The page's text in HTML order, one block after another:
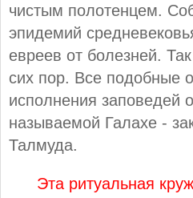
чистым полотенцем.
эпидемий
евреев от болезней.
сих пор. Все подобные
исполнения заповедей
называемой Галахе -
Талмуда.
Эта ритуальная